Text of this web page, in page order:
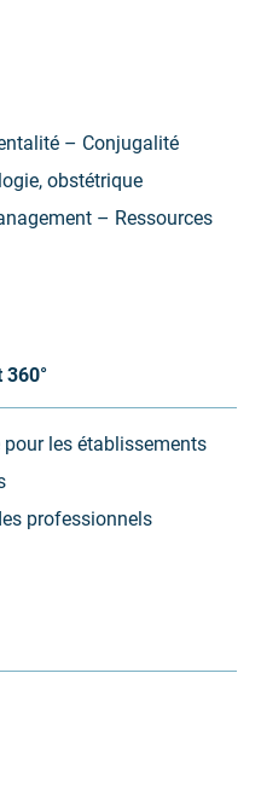
– Conjugalité
obstétrique
– Ressources
360°
les établissements
professionnels